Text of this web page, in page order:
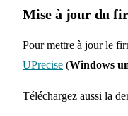
Mise à jour du
Pour mettre à jour le
UPrecise (Windows
Téléchargez aussi la